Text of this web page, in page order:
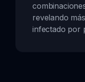
revelando
infectado por